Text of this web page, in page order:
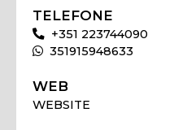
TELEFONE
+351 223744090
351915948633
WEB
WEBSITE